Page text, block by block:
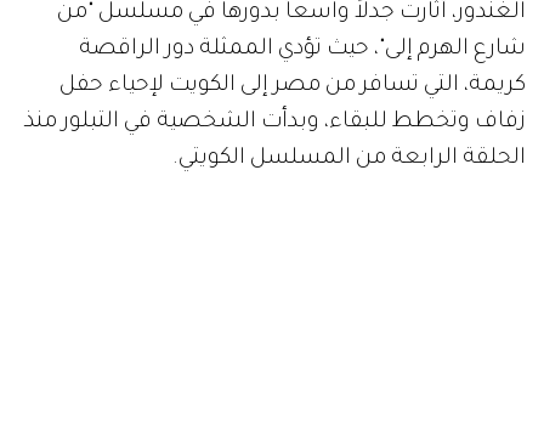
الغندور، أثارت جدلاً واسعاً بدورها في مسلسل "من
شارع الهرم إلى"، حيث تؤدي الممثلة دور الراقصة
كريمة، التي تسافر من مصر إلى الكويت لإحياء حفل
زفاف وتخطط للبقاء، وبدأت الشخصية في التبلور منذ
الحلقة الرابعة من المسلسل الكويتي.